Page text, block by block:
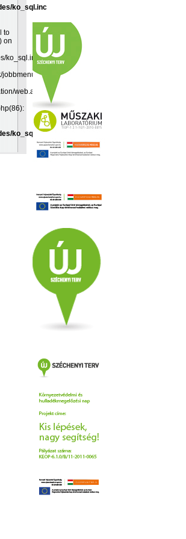
ko_sql.inc
to
on
ko_sql.inc:19
jobbmenu.inc(192):
web.app(349):
ko_sql.inc